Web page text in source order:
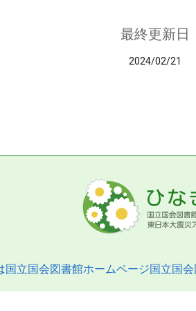
最終更新日
2024/02/21
国立国会図書館ホームページ国立国